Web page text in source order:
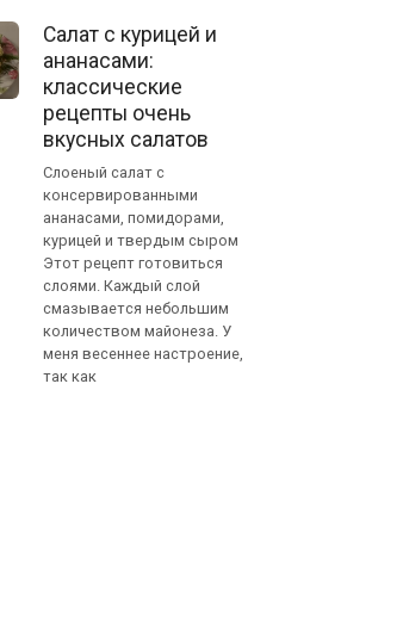
Салат с курицей и
ананасами:
классические
рецепты очень
вкусных салатов
Слоеный салат с
консервированными
ананасами, помидорами,
курицей и твердым сыром
Этот рецепт готовиться
слоями. Каждый слой
смазывается небольшим
количеством майонеза. У
меня весеннее настроение,
так как